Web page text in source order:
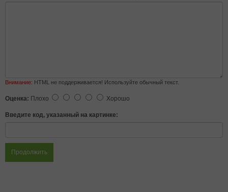
Внимание: HTML не поддерживается! Используйте обычный текст.
Оценка: Плохо Хорошо
Введите код, указанный на картинке:
Продолжить